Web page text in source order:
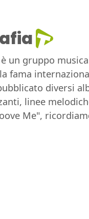
è un gruppo
fama
diversi
linee
Me",